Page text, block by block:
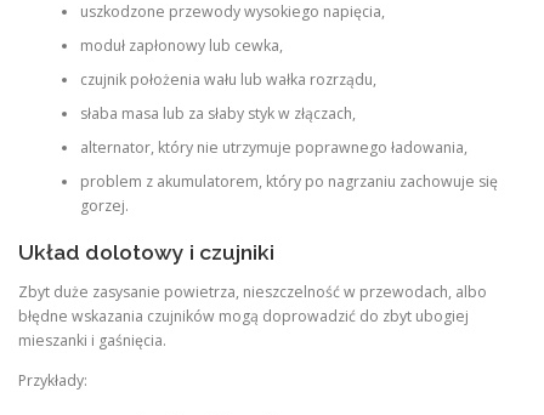
uszkodzone przewody wysokiego napięcia,
moduł zapłonowy lub cewka,
czujnik położenia wału lub wałka rozrządu,
słaba masa lub za słaby styk w złączach,
alternator, który nie utrzymuje poprawnego ładowania,
problem z akumulatorem, który po nagrzaniu zachowuje się
gorzej.
Układ dolotowy i czujniki
Zbyt duże zasysanie powietrza, nieszczelność w przewodach, albo
błędne wskazania czujników mogą doprowadzić do zbyt ubogiej
mieszanki i gaśnięcia.
Przykłady: